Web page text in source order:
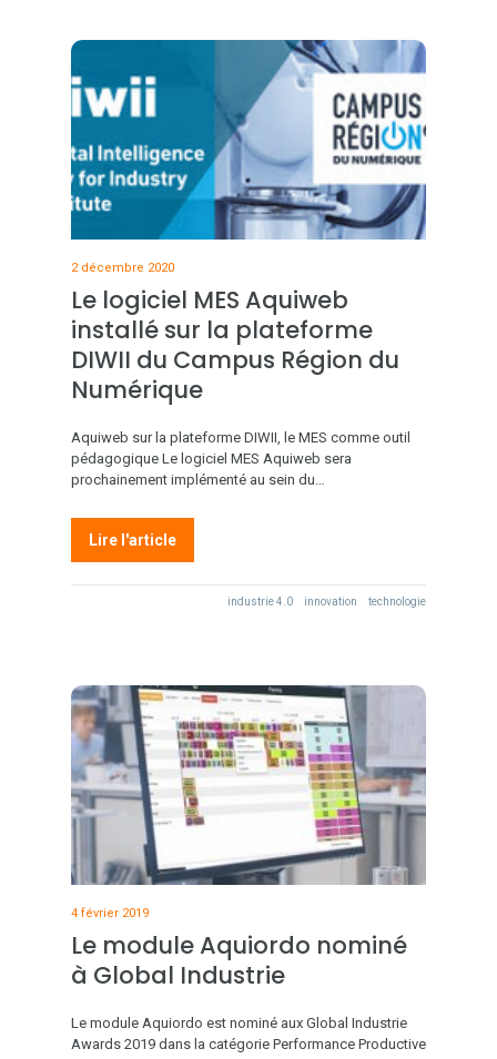
2 décembre 2020
Le logiciel MES Aquiweb
installé sur la plateforme
DIWII du Campus Région du
Numérique
Aquiweb sur la plateforme DIWII, le MES comme outil
pédagogique Le logiciel MES Aquiweb sera
prochainement implémenté au sein du…
Lire l'article
industrie 4.0 innovation technologie
4 février 2019
Le module Aquiordo nominé
à Global Industrie
Le module Aquiordo est nominé aux Global Industrie
Awards 2019 dans la catégorie Performance Productive